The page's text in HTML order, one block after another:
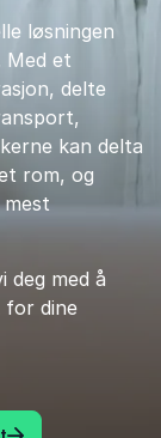
løsningen
Med et
delte
kan delta
rom, og
deg med å
dine